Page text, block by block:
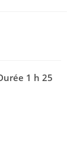
1 h 25